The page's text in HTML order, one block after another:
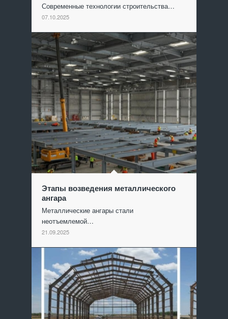
Современные технологии строительства…
07.10.2025
Этапы возведения металлического
ангара
Металлические ангары стали
неотъемлемой…
21.09.2025